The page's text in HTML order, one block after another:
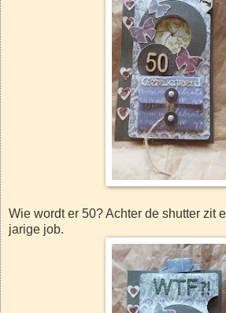
Wie wordt er 50? Achter de shutter zit
jarige job.